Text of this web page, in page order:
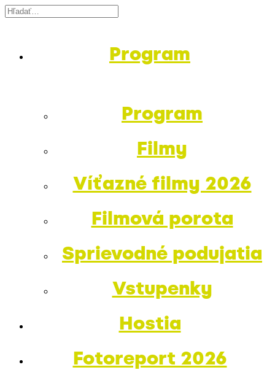
Program
Program
Filmy
Víťazné filmy 2026
Filmová porota
Sprievodné podujatia
Vstupenky
Hostia
Fotoreport 2026